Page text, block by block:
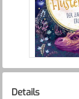
Details